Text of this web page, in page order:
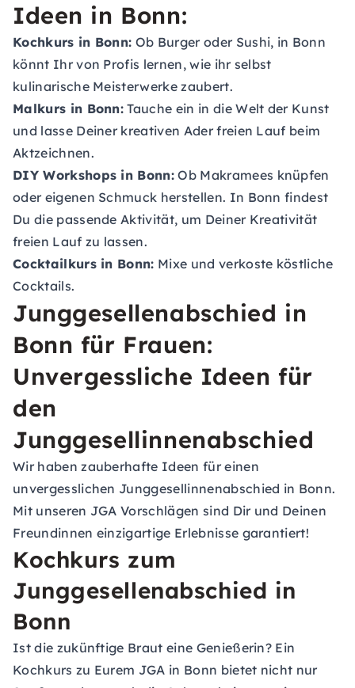
Ideen in Bonn:
Kochkurs in Bonn: Ob Burger oder Sushi, in Bonn
könnt Ihr von Profis lernen, wie ihr selbst
kulinarische Meisterwerke zaubert.
Malkurs in Bonn: Tauche ein in die Welt der Kunst
und lasse Deiner kreativen Ader freien Lauf beim
Aktzeichnen.
DIY Workshops in Bonn: Ob Makramees knüpfen
oder eigenen Schmuck herstellen. In Bonn findest
Du die passende Aktivität, um Deiner Kreativität
freien Lauf zu lassen.
Cocktailkurs in Bonn: Mixe und verkoste köstliche
Cocktails.
Junggesellenabschied in
Bonn für Frauen:
Unvergessliche Ideen für
den
Junggesellinnenabschied
Wir haben zauberhafte Ideen für einen
unvergesslichen Junggesellinnenabschied in Bonn.
Mit unseren JGA Vorschlägen sind Dir und Deinen
Freundinnen einzigartige Erlebnisse garantiert!
Kochkurs zum
Junggesellenabschied in
Bonn
Ist die zukünftige Braut eine Genießerin? Ein
Kochkurs zu Eurem JGA in Bonn bietet nicht nur